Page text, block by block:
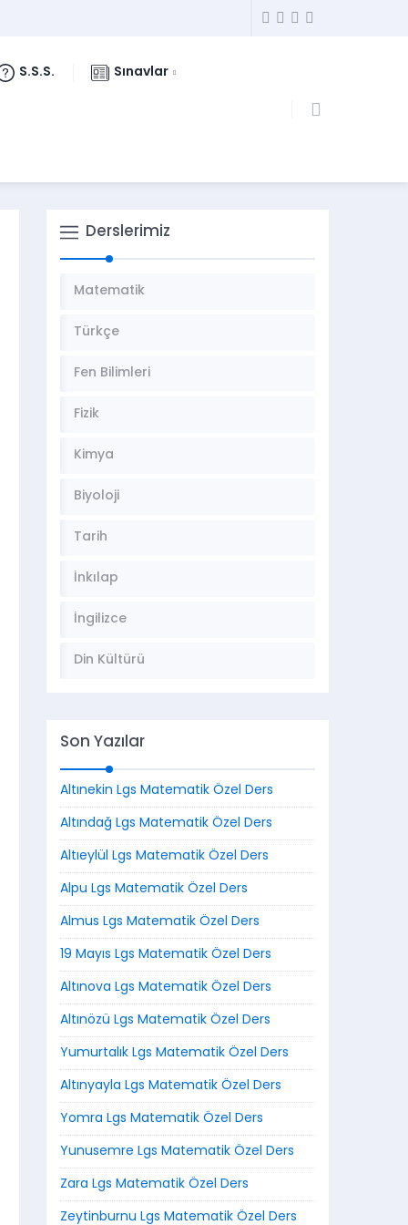
S.S.S. Sınavlar
Derslerimiz
Matematik
Türkçe
Fen Bilimleri
Fizik
Kimya
Biyoloji
Tarih
İnkılap
İngilizce
Din Kültürü
Son Yazılar
Altınekin Lgs Matematik Özel Ders
Altındağ Lgs Matematik Özel Ders
Altıeylül Lgs Matematik Özel Ders
Alpu Lgs Matematik Özel Ders
Almus Lgs Matematik Özel Ders
19 Mayıs Lgs Matematik Özel Ders
Altınova Lgs Matematik Özel Ders
Altınözü Lgs Matematik Özel Ders
Yumurtalık Lgs Matematik Özel Ders
Altınyayla Lgs Matematik Özel Ders
Yomra Lgs Matematik Özel Ders
Yunusemre Lgs Matematik Özel Ders
Zara Lgs Matematik Özel Ders
Zeytinburnu Lgs Matematik Özel Ders